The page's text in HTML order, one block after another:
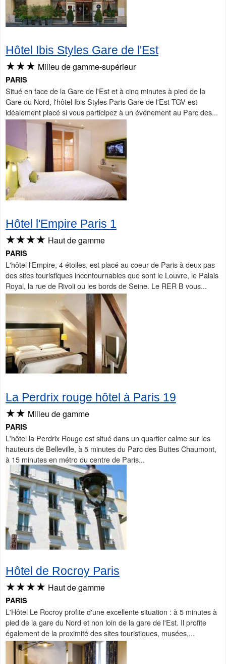
Hôtel Ibis Styles Gare de l'Est
★★★ Milieu de gamme-supérieur
PARIS
Situé en face de la Gare de l'Est et à cinq minutes à pied de la
Gare du Nord, l'hôtel Ibis Styles Paris Gare de l'Est TGV est
idéalement placé si vous participez à un événement au Parc des...
Hôtel l'Empire Paris 1
★★★★ Haut de gamme
PARIS
L'hôtel l'Empire, 4 étoiles, est placé au coeur de Paris à deux pas
des sites touristiques incontournables que sont le Louvre, le Palais
Royal, la rue de Rivoli ou les bords de Seine. Le RER B vous...
La Perdrix rouge hôtel à Paris 19
★★ Milieu de gamme
PARIS
L'hôtel la Perdrix Rouge est situé dans un quartier calme sur les
hauteurs de Belleville, à 5 minutes du Parc des Buttes Chaumont,
à 15 minutes en métro du centre de Paris...
Hôtel de Rocroy Paris
★★★★ Haut de gamme
PARIS
L'Hôtel Le Rocroy profite d'une excellente situation : à 5 minutes à
pied de la gare du Nord et non loin de la gare de l'Est. Il profite
également de la proximité des sites touristiques, musées,...